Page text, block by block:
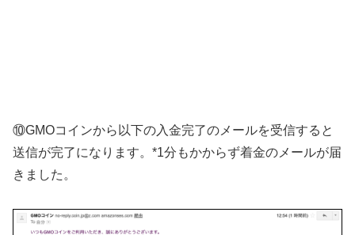
⑩GMOコインから以下の入金完了のメールを受信すると
送信が完了になります。*1分もかからず着金のメールが届
きました。